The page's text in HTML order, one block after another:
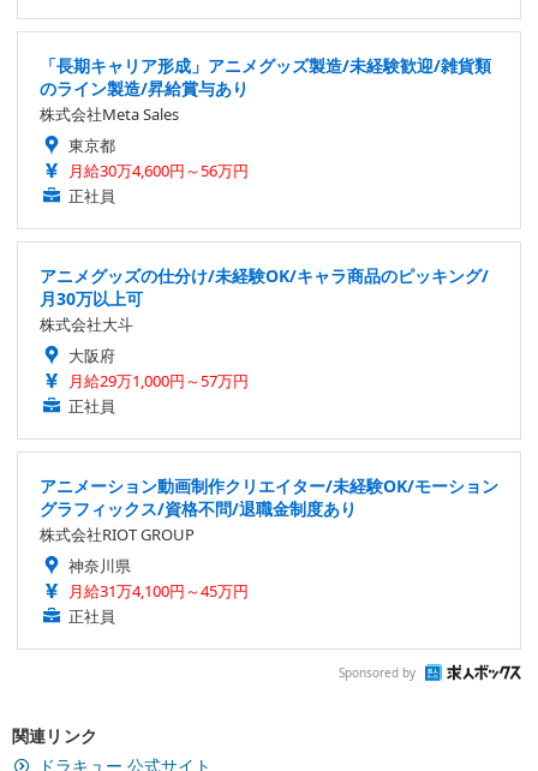
「長期キャリア形成」アニメグッズ製造/未経験歓迎/雑貨類
のライン製造/昇給賞与あり
株式会社Meta Sales
東京都
月給30万4,600円～56万円
正社員
アニメグッズの仕分け/未経験OK/キャラ商品のピッキング/
月30万以上可
株式会社大斗
大阪府
月給29万1,000円～57万円
正社員
アニメーション動画制作クリエイター/未経験OK/モーション
グラフィックス/資格不問/退職金制度あり
株式会社RIOT GROUP
神奈川県
月給31万4,100円～45万円
正社員
Sponsored by
関連リンク
ドラキュー 公式サイト